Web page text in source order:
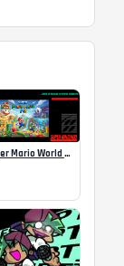
Super Mario World Mix Online